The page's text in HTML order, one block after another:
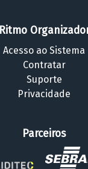
Ritmo
Acesso ao Sistema
Contratar
Suporte
Privacidade
Parceiros